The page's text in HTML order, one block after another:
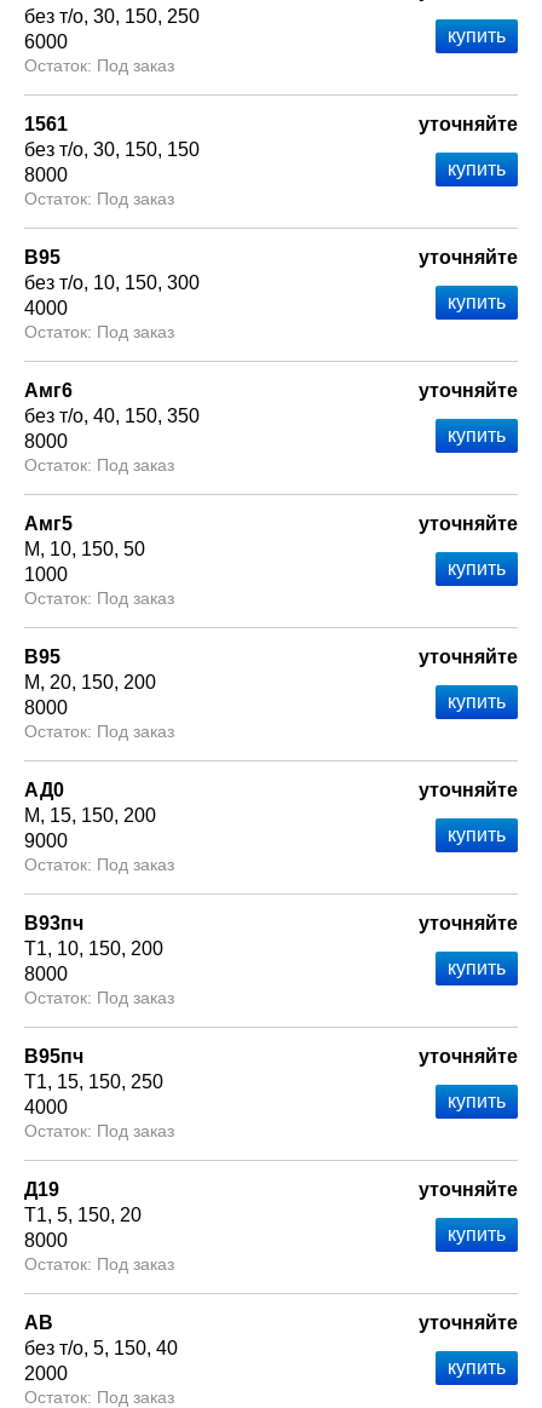
без т/о 30 150 250
6000
Под заказ
1561
без т/о 30 150 150
8000
Под заказ
уточняйте
В95
без т/о 10 150 300
4000
Под заказ
уточняйте
Амг6
без т/о 40 150 350
8000
Под заказ
уточняйте
Амг5
М
10 150 50
1000
Под заказ
уточняйте
В95
М
20 150 200
8000
Под заказ
уточняйте
АД0
М
15 150 200
9000
Под заказ
уточняйте
В93пч
Т1 10 150 200
8000
Под заказ
уточняйте
В95пч
Т1 15 150 250
4000
Под заказ
уточняйте
Д19
Т1 5 150 20
8000
Под заказ
уточняйте
АВ
без т/о 5 150 40
2000
Под заказ
уточняйте